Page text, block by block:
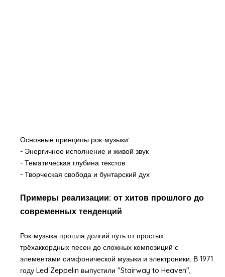
Основные принципы рок-музыки:
- Энергичное исполнение и живой звук
- Тематическая глубина текстов
- Творческая свобода и бунтарский дух
Примеры реализации: от хитов прошлого до
современных тенденций
Рок-музыка прошла долгий путь от простых
трёхаккордных песен до сложных композиций с
элементами симфонической музыки и электроники. В 1971
году Led Zeppelin выпустили "Stairway to Heaven",